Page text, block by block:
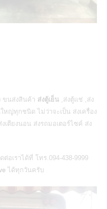
ขนส่งสินค้า ส่งตู้เย็น ,ส่งตู้แช่ ,ส่ง
ญ่ทุกชนิด ไม่ว่าจะเป็น ส่งเครื่อง
เตียงนอน ส่งรถมอเตอร์ไซค์ ส่ง
ต่อเราได้ที่ โทร.094-438-9999
ได้ทุกวันครับ